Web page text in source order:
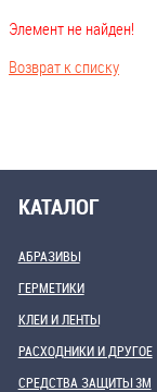
Элемент не найден!
Возврат к списку
КАТАЛОГ
АБРАЗИВЫ
ГЕРМЕТИКИ
КЛЕИ И ЛЕНТЫ
РАСХОДНИКИ И ДРУГОЕ
СРЕДСТВА ЗАЩИТЫ 3М